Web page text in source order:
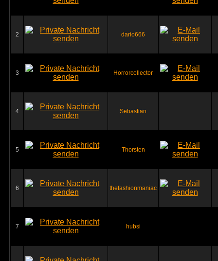
2 dario666
3 Horrorcollector
4 Sebastian
5 Thorsten
6 thefashionmaniac
7 hubsi